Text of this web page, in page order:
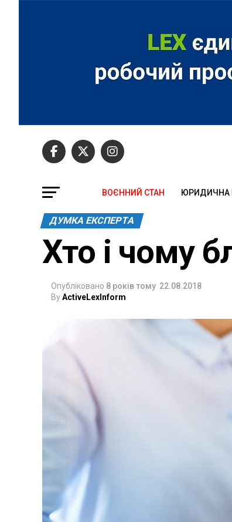
ВОЄННИЙ СТАН ЮРИДИЧНА
ДУМКА ЕКСПЕРТА
Хто і чому
Опубліковано 8 років тому 22.08.2018
ByActiveLexInform